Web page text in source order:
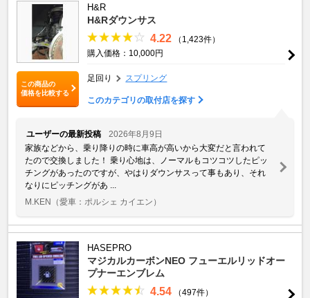
この商品の
価格を比較する
H&R
H&Rダウンサス
4.22
（1,423件）
購入価格：10,000円
足回り スプリング
このカテゴリの取付店を探す
ユーザーの最新投稿
2026年8月9日
家族などから、乗り降りの時に車高が高いから大変だと言われて
たので交換しました！ 乗り心地は、ノーマルもコツコツしたピッ
チングがあったのですが、やはりダウンサスって事もあり、それ
なりにピッチングがあ ...
M.KEN （愛車：ポルシェ カイエン）
HASEPRO
マジカルカーボンNEO フューエルリッドオー
プナーエンブレム
4.54 （497件）